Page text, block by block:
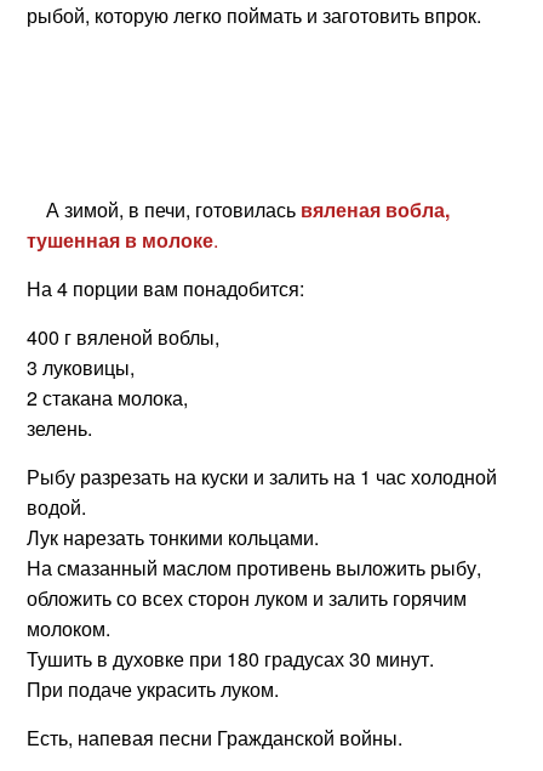
рыбой, которую легко поймать и заготовить впрок.
А зимой, в печи, готовилась вяленая вобла,
тушенная в молоке.
На 4 порции вам понадобится:
400 г вяленой воблы,
3 луковицы,
2 стакана молока,
зелень.
Рыбу разрезать на куски и залить на 1 час холодной
водой.
Лук нарезать тонкими кольцами.
На смазанный маслом противень выложить рыбу,
обложить со всех сторон луком и залить горячим
молоком.
Тушить в духовке при 180 градусах 30 минут.
При подаче украсить луком.
Есть, напевая песни Гражданской войны.